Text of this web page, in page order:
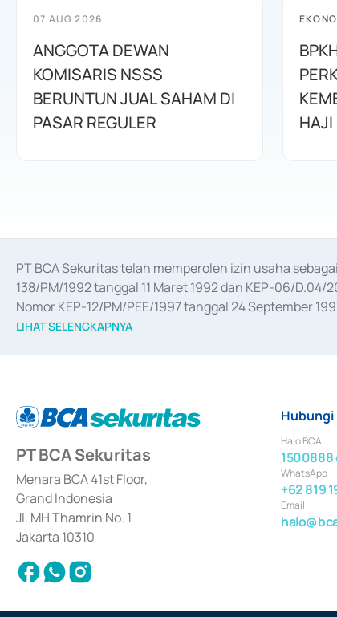
07 AUG 2026
ANGGOTA DEWAN
KOMISARIS NSSS
BERUNTUN JUAL SAHAM DI
PASAR REGULER
HAJI
PT BCA Sekuritas telah memperoleh izin usaha
138/PM/1992 tanggal 11 Maret 1992 dan KEP-06/
Nomor KEP-12/PM/PEE/1997 tanggal 24 September
merger, akuisisi, divestasi, dan
LIHAT SELENGKAPNYA
PT BCA Sekuritas
Menara BCA 41st Floor,
Grand Indonesia
Jl. MH Thamrin No. 1
Jakarta 10310
Hubungi
Halo BCA
1500888
WhatsApp
+62 819
Email